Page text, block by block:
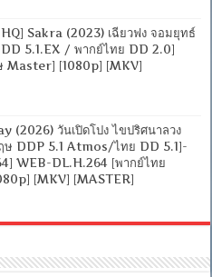
Sakra (2023) เฉียวฟง จอมยุทธ์
DD 5.1.EX / พากย์ไทย DD 2.0]
Master] [1080p] [MKV]
(2026) วันเปิดโปง ไขปริศนาลวง
ษ DDP 5.1 Atmos/ไทย DD 5.1]-
WEB-DL.H.264 [พากย์ไทย
[MKV] [MASTER]